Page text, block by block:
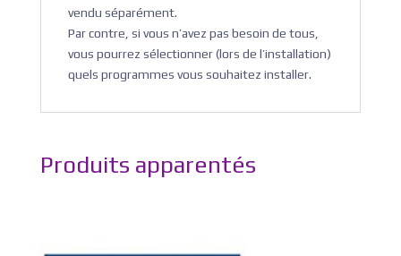
vendu séparément.
Par contre, si vous n’avez pas besoin de tous,
vous pourrez sélectionner (lors de l’installation)
quels programmes vous souhaitez installer.
Produits apparentés